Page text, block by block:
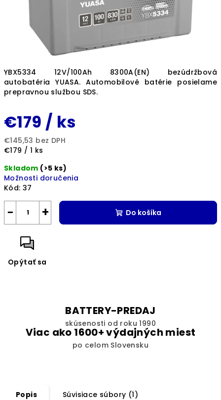
YBX5334 12V/100Ah 8300A(EN) bezúdržbová
autobatéria YUASA. Automobilové batérie posielame
prepravnou službou SDS.
€179 / ks
€145,53 bez DPH
Jednotková
€179 / 1 ks
Skladom (>5 ks)
Možnosti doručenia
Kód: 37
+
− Do košíka
Opýtať sa
BATTERY-PREDAJ
skúsenosti od roku 1990
Viac ako 1600+ výdajných miest
po celom Slovensku
Popis Súvisiace súbory (1)